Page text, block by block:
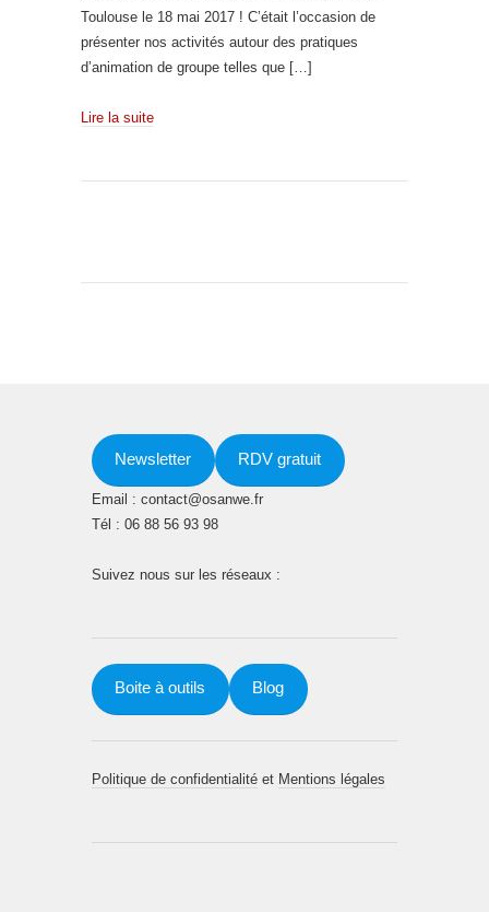
Toulouse le 18 mai 2017 ! C’était l’occasion de
présenter nos activités autour des pratiques
d’animation de groupe telles que […]
Lire la suite
Newsletter RDV gratuit
Email : contact@osanwe.fr
Tél : 06 88 56 93 98
Suivez nous sur les réseaux :
Boite à outils Blog
Politique de confidentialité et Mentions légales